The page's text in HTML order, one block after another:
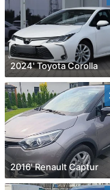
2024' Toyota Corolla
2016' Renault Captur